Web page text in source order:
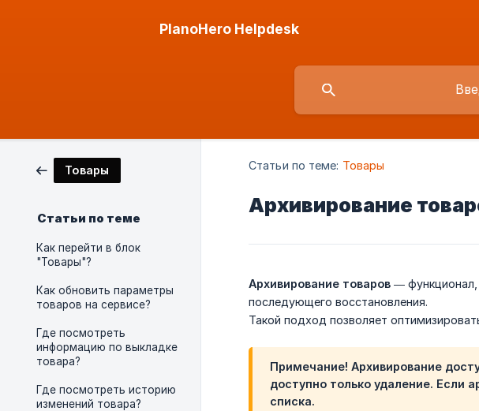
PlanoHero Helpdesk
Товары
Статьи по теме
Как перейти в блок
"Товары"?
Как обновить параметры
товаров на сервисе?
Где посмотреть
информацию по выкладке
товара?
Где посмотреть историю
изменений товара?
Статьи по теме: Товары
Архивирование
Архивирование товаров —
последующего восстановления.
Такой подход позволяет
Примечание! Архивирование
доступно только удаление. Если
списка.